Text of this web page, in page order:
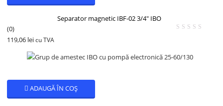
Separator magnetic IBF-02 3/4″ IBO
(0)
119,06 lei cu TVA
ADAUGĂ ÎN COȘ